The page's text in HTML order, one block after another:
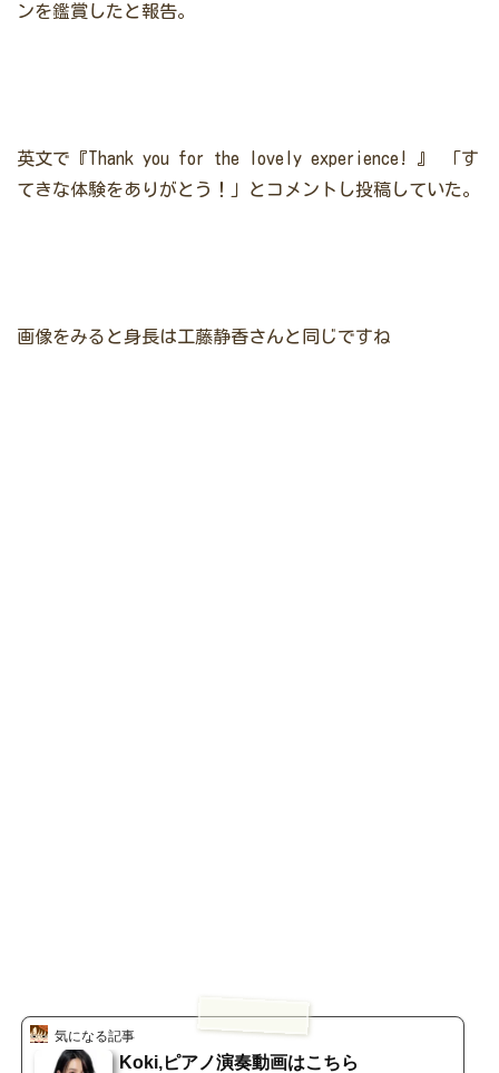
ンを鑑賞したと報告。
英文で『Thank you for the lovely experience! 』
「す
てきな体験をありがとう！」とコメントし投稿していた。
画像をみると身長は工藤静香さんと同じですね
気になる記事
Koki,ピアノ演奏動画はこちら